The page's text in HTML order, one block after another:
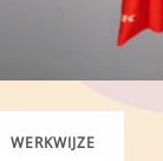
WERKWIJZE